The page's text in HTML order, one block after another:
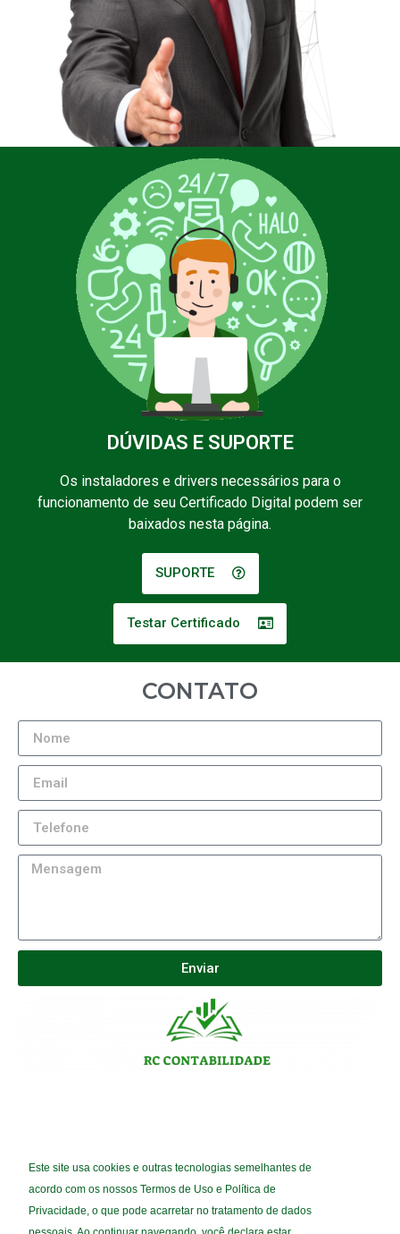
Este site usa cookies e outras tecnologias semelhantes de
acordo com os nossos Termos de Uso e Política de
Privacidade, o que pode acarretar no tratamento de dados
DÚVIDAS E SUPORTE
Os instaladores e drivers necessários para o
funcionamento de seu Certificado Digital podem ser
baixados nesta página.
SUPORTE
Testar Certificado
CONTATO
Enviar
(92) 9 9172-7740
CONTABILKTRANS@GMAIL.COM